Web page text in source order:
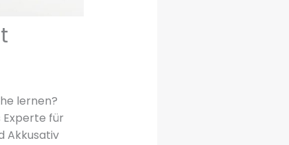
lernen?
Experte für
Akkusativ